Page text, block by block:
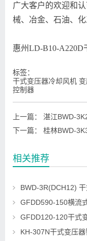
广大客户的欢迎和
械、冶金、石油、
惠州LD-B10-
标签：
干式变压器冷却风机
控制器
上一篇：
湛江BWD-
下一篇：
桂林BWD-
相关推荐
BWD-3R(DCH12)
GFDD590-150横流
GFDD120-120干式
KH-307N干式变压